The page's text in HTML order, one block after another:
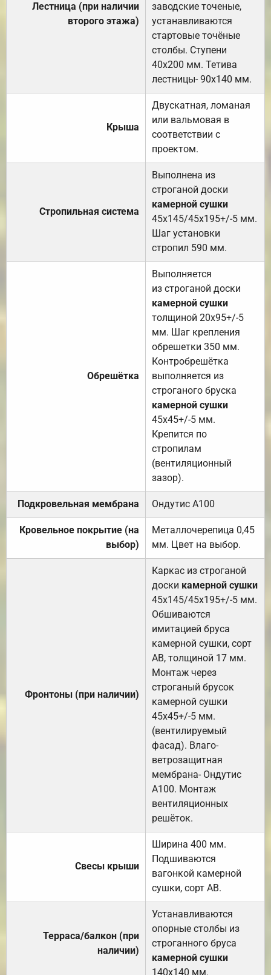
Лестница (при наличии
второго этажа)
заводские точеные,
устанавливаются
стартовые точёные
столбы. Ступени
40х200 мм. Тетива
лестницы- 90х140 мм.
Крыша
Двускатная, ломаная
или вальмовая в
соответствии с
проектом.
Стропильная система
Выполнена из
строганой доски
камерной сушки
45х145/45х195+/-5 мм.
Шаг установки
стропил 590 мм.
Обрешётка
Выполняется
из строганой доски
камерной сушки
толщиной 20х95+/-5
мм. Шаг крепления
обрешетки 350 мм.
Контробрешётка
выполняется из
строганого бруска
камерной сушки
45х45+/-5 мм.
Крепится по
стропилам
(вентиляционный
зазор).
Подкровельная мембрана Ондутис А100
Кровельное покрытие (на
выбор)
Металлочерепица 0,45
мм. Цвет на выбор.
Фронтоны (при наличии)
Каркас из строганой
доски камерной сушки
45х145/45х195+/-5 мм.
Обшиваются
имитацией бруса
камерной сушки, сорт
АВ, толщиной 17 мм.
Монтаж через
строганый брусок
камерной сушки
45х45+/-5 мм.
(вентилируемый
фасад). Влаго-
ветрозащитная
мембрана- Ондутис
А100. Монтаж
вентиляционных
решёток.
Свесы крыши
Ширина 400 мм.
Подшиваются
вагонкой камерной
сушки, сорт АВ.
Терраса/балкон (при
наличии)
Устанавливаются
опорные столбы из
строганного бруса
камерной сушки
140х140 мм.